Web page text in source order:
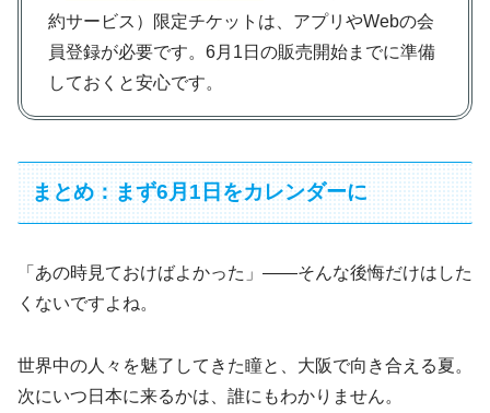
約サービス）限定チケットは、アプリやWebの会
員登録が必要です。6月1日の販売開始までに準備
しておくと安心です。
まとめ：まず6月1日をカレンダーに
「あの時見ておけばよかった」——そんな後悔だけはした
くないですよね。
世界中の人々を魅了してきた瞳と、大阪で向き合える夏。
次にいつ日本に来るかは、誰にもわかりません。